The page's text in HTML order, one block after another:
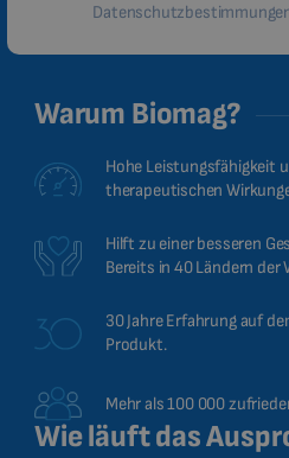
Warum Biomag?
Hohe Leistungsfähigkeit
therapeutischen
Hilft zu einer besseren
Bereits in 40 Ländern der
30 Jahre Erfahrung auf
Produkt.
Mehr als 100 000
Wie läuft das